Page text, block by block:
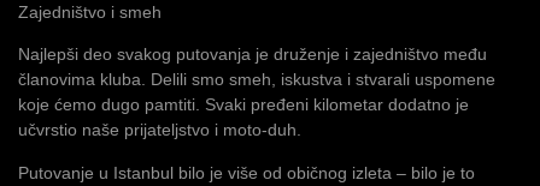
Zajedništvo i smeh
Najlepši deo svakog putovanja je druženje i zajedništvo među
članovima kluba. Delili smo smeh, iskustva i stvarali uspomene
koje ćemo dugo pamtiti. Svaki pređeni kilometar dodatno je
učvrstio naše prijateljstvo i moto-duh.
Putovanje u Istanbul bilo je više od običnog izleta – bilo je to